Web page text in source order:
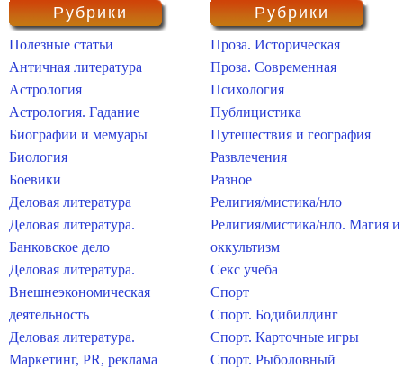
Рубрики
Полезные статьи
Античная литература
Астрология
Астрология. Гадание
Биографии и мемуары
Биология
Боевики
Деловая литература
Деловая литература.
Банковское дело
Деловая литература.
Внешнеэкономическая
деятельность
Деловая литература.
Маркетинг, PR, реклама
Рубрики
Проза. Историческая
Проза. Современная
Психология
Публицистика
Путешествия и география
Развлечения
Разное
Религия/мистика/нло
Религия/мистика/нло. Магия и
оккультизм
Секс учеба
Спорт
Спорт. Бодибилдинг
Спорт. Карточные игры
Спорт. Рыболовный